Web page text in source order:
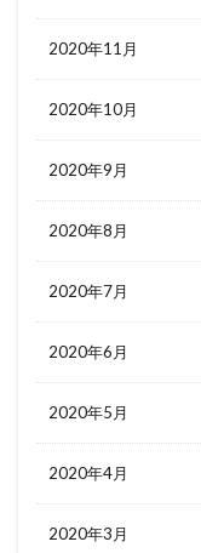
2020年11月
2020年10月
2020年9月
2020年8月
2020年7月
2020年6月
2020年5月
2020年4月
2020年3月